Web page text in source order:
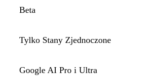
Beta
Tylko Stany Zjednoczone
Google AI Pro i Ultra